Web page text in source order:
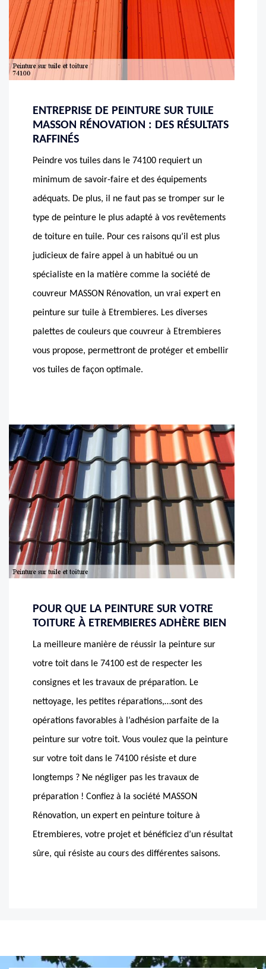
ENTREPRISE DE PEINTURE SUR TUILE
MASSON RÉNOVATION : DES RÉSULTATS
RAFFINÉS
Peindre vos tuiles dans le 74100 requiert un
minimum de savoir-faire et des équipements
adéquats. De plus, il ne faut pas se tromper sur le
type de peinture le plus adapté à vos revêtements
de toiture en tuile. Pour ces raisons qu’il est plus
judicieux de faire appel à un habitué ou un
spécialiste en la matière comme la société de
couvreur MASSON Rénovation, un vrai expert en
peinture sur tuile à Etrembieres. Les diverses
palettes de couleurs que couvreur à Etrembieres
vous propose, permettront de protéger et embellir
vos tuiles de façon optimale.
POUR QUE LA PEINTURE SUR VOTRE
TOITURE À ETREMBIERES ADHÈRE BIEN
La meilleure manière de réussir la peinture sur
votre toit dans le 74100 est de respecter les
consignes et les travaux de préparation. Le
nettoyage, les petites réparations,…sont des
opérations favorables à l’adhésion parfaite de la
peinture sur votre toit. Vous voulez que la peinture
sur votre toit dans le 74100 résiste et dure
longtemps ? Ne négliger pas les travaux de
préparation ! Confiez à la société MASSON
Rénovation, un expert en peinture toiture à
Etrembieres, votre projet et bénéficiez d’un résultat
sûre, qui résiste au cours des différentes saisons.